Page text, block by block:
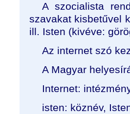
A szocialista
szavakat kisbetűvel
ill. Isten (kivéve:
Az internet szó
A Magyar
Internet:
isten: köznév,